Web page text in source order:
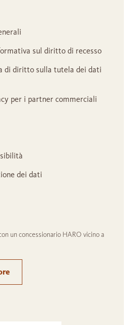
sul diritto di recesso
di diritto sulla tutela dei dati
per i partner commerciali
dei dati
un concessionario HARO vicino a